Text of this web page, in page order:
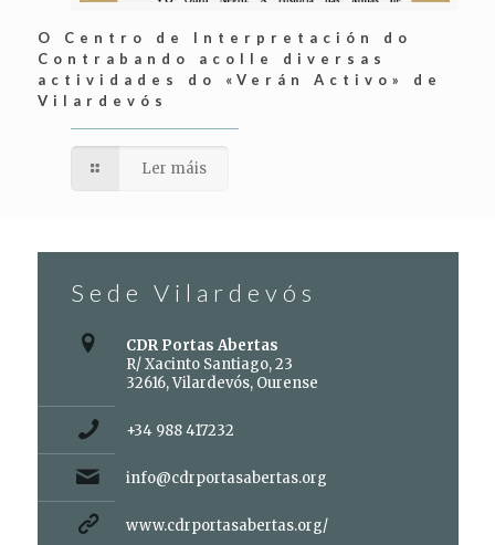
O Centro de Interpretación do
Contrabando acolle diversas
actividades do «Verán Activo» de
Vilardevós
Ler máis
Sede Vilardevós
CDR Portas Abertas
R/ Xacinto Santiago, 23
32616, Vilardevós, Ourense
+34 988 417232
info@cdrportasabertas.org
www.cdrportasabertas.org/